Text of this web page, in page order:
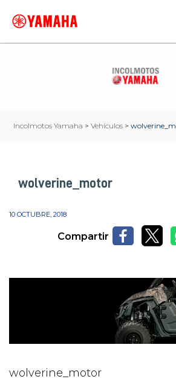
Incolmotos Yamaha > Vehículos >
wolverine_motor
10 OCTUBRE, 2018
Compartir
wolverine_motor